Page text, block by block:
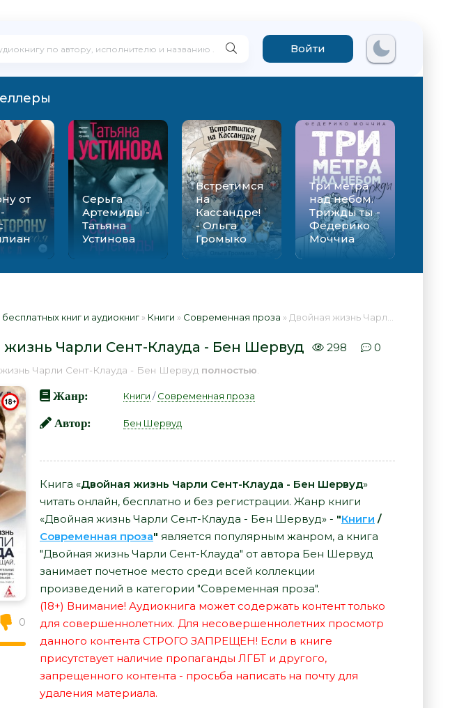
Войти
от
Серьга
Артемиды -
Татьяна
Устинова
Встретимся
на
Кассандре!
- Ольга
Громыко
Три метра
над небом.
Трижды ты -
Федерико
Моччиа
книг и аудиокниг » Книги » Современная проза » Двойная жизнь Чарли Сент-Клауда - Бен Шервуд 📕 - Книга онлайн бесплатно
жизнь Чарли Сент-Клауда - Бен Шервуд 298 0
Чарли Сент-Клауда - Бен Шервуд полностью
0
Жанр: Книги /Современная проза
Автор: Бен Шервуд
Книга «Двойная жизнь Чарли Сент-Клауда - Бен Шервуд»
читать онлайн, бесплатно и без регистрации. Жанр книги
«Двойная жизнь Чарли Сент-Клауда - Бен Шервуд» - "Книги /
Современная проза" является популярным жанром, а книга
"Двойная жизнь Чарли Сент-Клауда" от автора Бен Шервуд
занимает почетное место среди всей коллекции
произведений в категории "Современная проза".
(18+) Внимание! Аудиокнига может содержать контент только
для совершеннолетних. Для несовершеннолетних просмотр
данного контента СТРОГО ЗАПРЕЩЕН! Если в книге
присутствует наличие пропаганды ЛГБТ и другого,
запрещенного контента - просьба написать на почту для
удаления материала.